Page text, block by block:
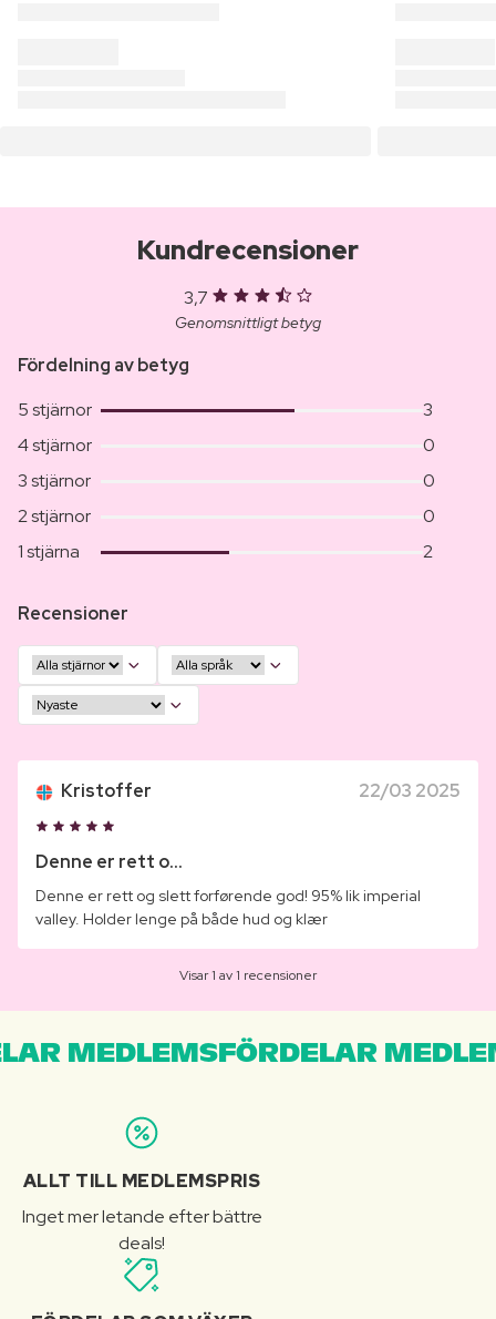
Kundrecensioner
3,7
Genomsnittligt betyg
Fördelning av betyg
5 stjärnor
3
4 stjärnor
0
3 stjärnor
0
2 stjärnor
0
1 stjärna
2
Recensioner
Kristoffer 22/03 2025
Denne er rett o...
Denne er rett og slett forførende god! 95% lik imperial
valley. Holder lenge på både hud og klær
Visar 1 av 1 recensioner
MEDLEMSFÖRDELAR
ALLT TILL MEDLEMSPRIS
Inget mer letande efter bättre
deals!